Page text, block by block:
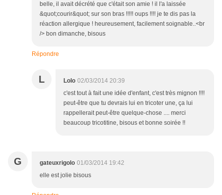
belle, il avait décrété que c'était son amie ! il l'a laissée
&quot;courir&quot; sur son bras !!!!! oups !!!! je te dis pas la
réaction allergique ! heureusement, facilement soignable..<br
/> bon dimanche, bisous
Répondre
L Lolo 02/03/2014 20:39
c'est tout à fait une idée d'enfant, c'est très mignon !!!!
peut-être que tu devrais lui en tricoter une, ça lui
rappellerait peut-être quelque-chose .... merci
beaucoup tricotitine, bisous et bonne soirée !!
G gateuxrigolo 01/03/2014 19:42
elle est jolie bisous